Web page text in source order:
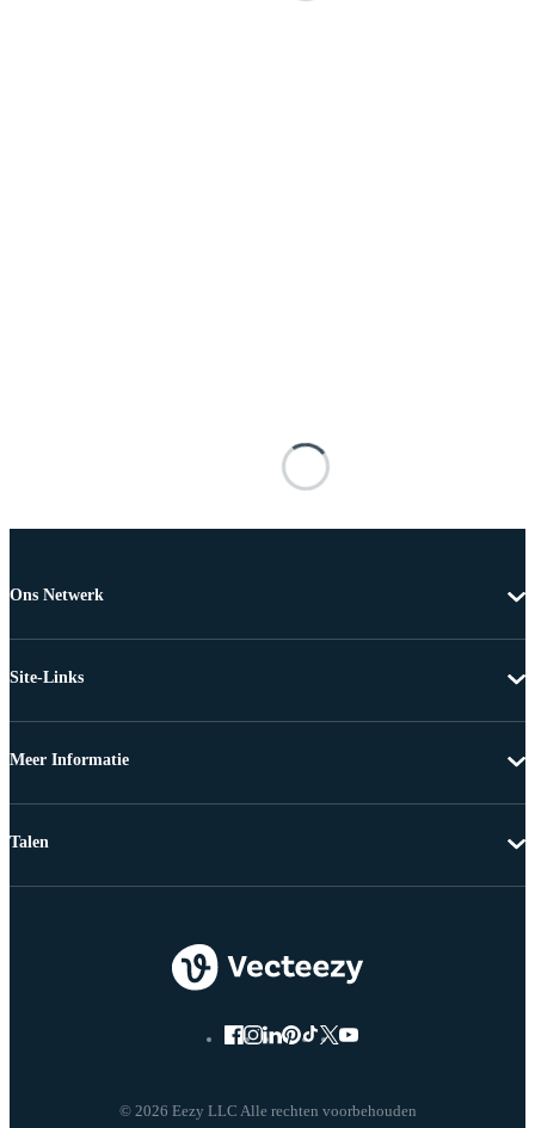
Ons Netwerk
Site-Links
Meer Informatie
© 2026 Eezy LLC Alle rechten voorbehouden
Talen